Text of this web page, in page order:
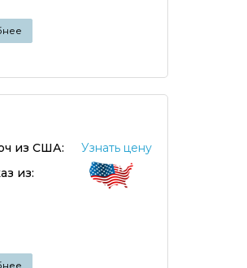
из США:
Узнать цену
из: